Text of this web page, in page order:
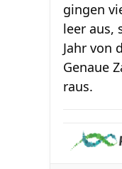
gingen
leer aus,
Jahr von
Genaue
raus.